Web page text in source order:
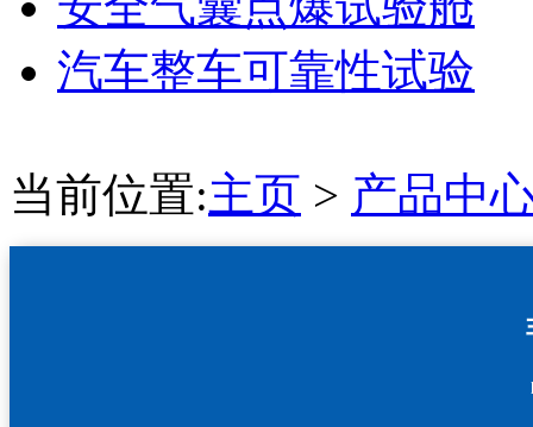
汽车整车可靠性试验
当前位置:主页 > 产品中